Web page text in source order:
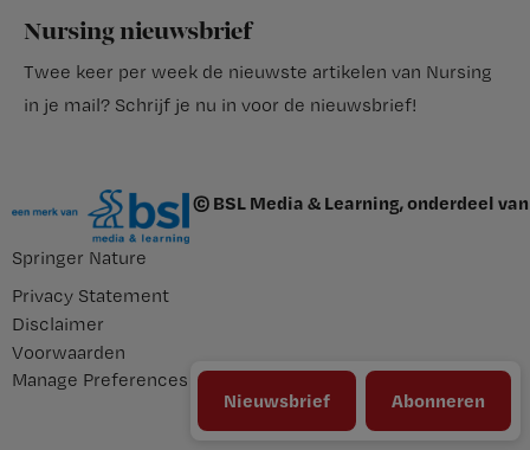
Nieuwsbrief Abonneren
Nursing nieuwsbrief
Twee keer per week de nieuwste artikelen van Nursing
in je mail? Schrijf je nu in voor de nieuwsbrief!
© BSL Media & Learning, onderdeel van
Springer Nature
Privacy Statement
Disclaimer
Voorwaarden
Manage Preferences